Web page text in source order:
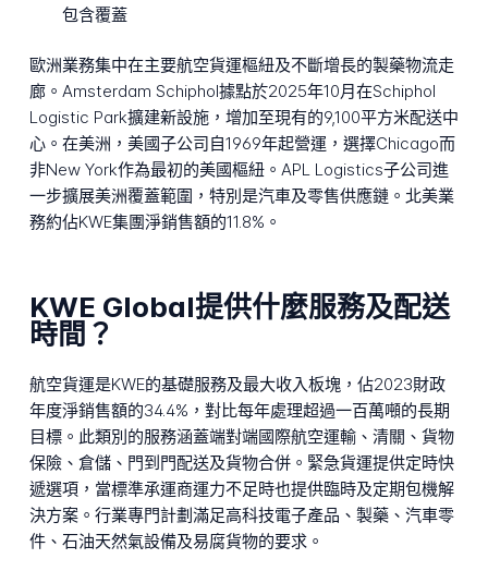
包含覆蓋
歐洲業務集中在主要航空貨運樞紐及不斷增長的製藥物流走
廊。Amsterdam Schiphol據點於2025年10月在Schiphol
Logistic Park擴建新設施，增加至現有的9,100平方米配送中
心。在美洲，美國子公司自1969年起營運，選擇Chicago而
非New York作為最初的美國樞紐。APL Logistics子公司進
一步擴展美洲覆蓋範圍，特別是汽車及零售供應鏈。北美業
務約佔KWE集團淨銷售額的11.8%。
KWE Global提供什麼服務及配送
時間？
航空貨運是KWE的基礎服務及最大收入板塊，佔2023財政
年度淨銷售額的34.4%，對比每年處理超過一百萬噸的長期
目標。此類別的服務涵蓋端對端國際航空運輸、清關、貨物
保險、倉儲、門到門配送及貨物合併。緊急貨運提供定時快
遞選項，當標準承運商運力不足時也提供臨時及定期包機解
決方案。行業專門計劃滿足高科技電子產品、製藥、汽車零
件、石油天然氣設備及易腐貨物的要求。